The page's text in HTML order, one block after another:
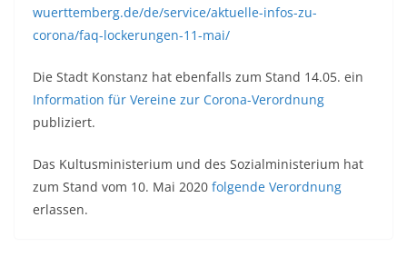
wuerttemberg.de/de/service/aktuelle-infos-zu-
corona/faq-lockerungen-11-mai/
Die Stadt Konstanz hat ebenfalls zum Stand 14.05. ein
Information für Vereine zur Corona-Verordnung
publiziert.
Das Kultusministerium und des Sozialministerium hat
zum Stand vom 10. Mai 2020 folgende Verordnung
erlassen.